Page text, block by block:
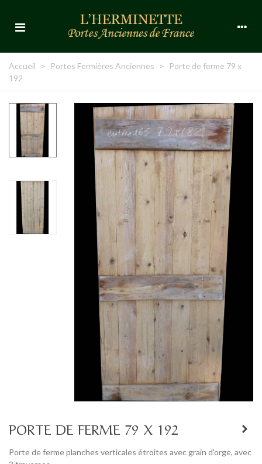
Accueil > Portes Fermières Anciennes >
Porte de ferme 79 x
192
PORTE DE FERME 79 X 192
Porte de ferme planches verticales étroites avec grain d'orge, avec